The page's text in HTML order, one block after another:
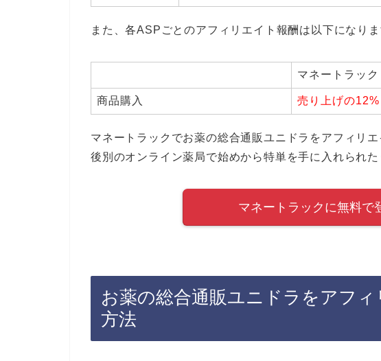
また、各ASPごとのアフィリエイト報酬は以下になりま
マネートラック
商品購入 売り上げの12%
マネートラックでお薬の総合通販ユニドラをアフィリ
後別のオンライン薬局で始めから特単を手に入れられた
マネートラックに無料で
お薬の総合通販ユニドラをアフ
方法